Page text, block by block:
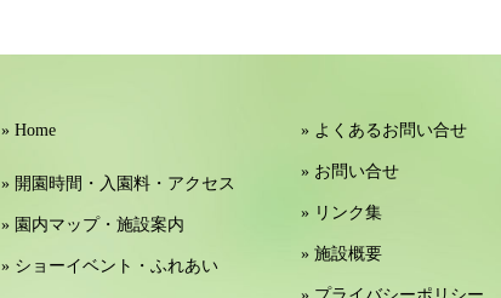
» Home
» 開園時間・入園料・アクセス
» 園内マップ・施設案内
» ショーイベント・ふれあい
» よくあるお問い合せ
» お問い合せ
» リンク集
» 施設概要